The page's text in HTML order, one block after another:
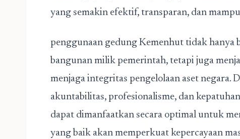
yang semakin efektif, transparan, dan
penggunaan gedung Kemenhut tidak hanya
bangunan milik pemerintah, tetapi juga
menjaga integritas pengelolaan aset negara.
akuntabilitas, profesionalisme, dan
dapat dimanfaatkan secara optimal untuk
yang baik akan memperkuat kepercayaan